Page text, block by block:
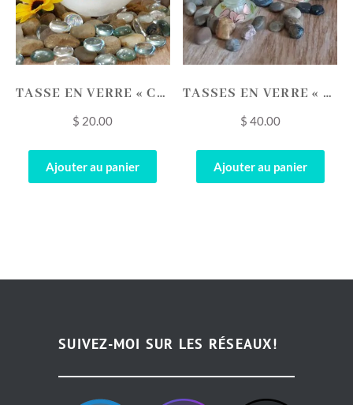
TASSE EN VERRE « CHIC BLANC ET BLEU AVEC BORDURES DORÉES »
$ 20.00
Ajouter au panier
TASSES EN VERRE « FLEURALES VIEILLI » ENSEMBLE DE 2
$ 40.00
Ajouter au panier
SUIVEZ-MOI SUR LES RÉSEAUX!